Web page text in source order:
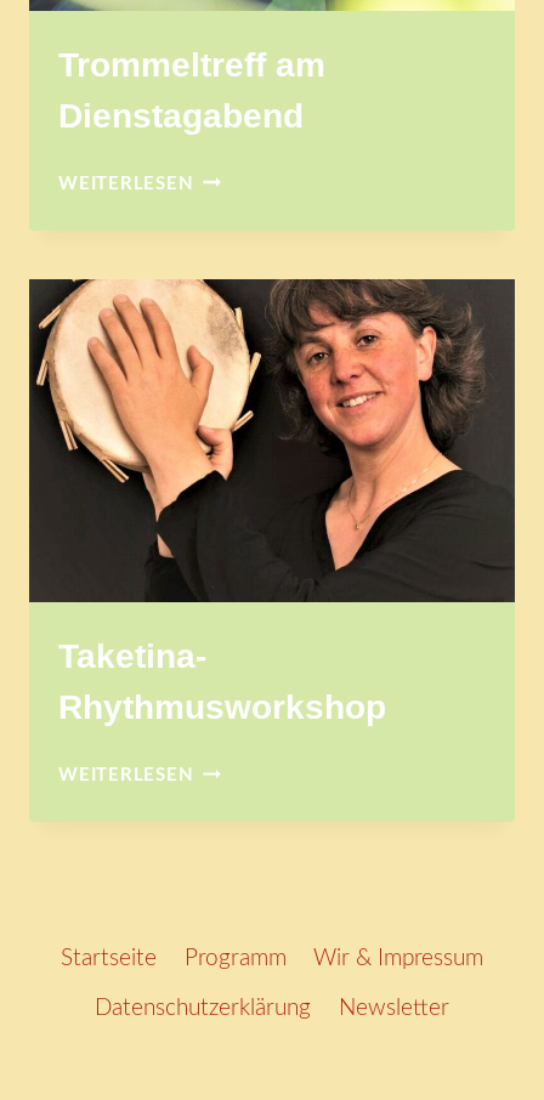
Trommeltreff am
Dienstagabend
WEITERLESEN
TROMMELTREFF
DIENSTAGABEND
Taketina-
Rhythmusworkshop
WEITERLESEN
TAKETINA-
Startseite Programm Wir & Impressum
Datenschutzerklärung Newsletter